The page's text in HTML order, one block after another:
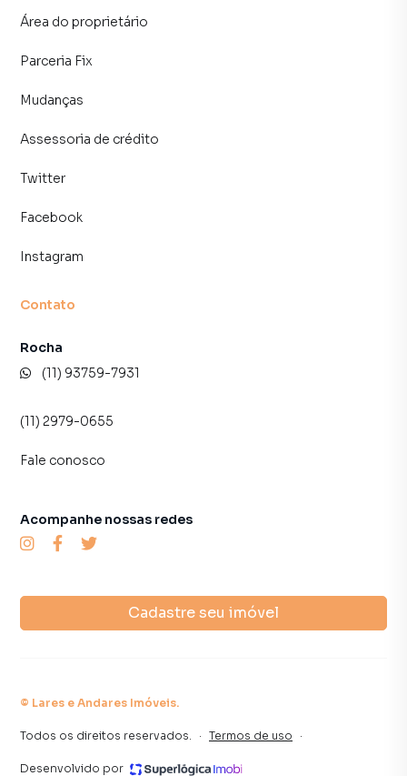
Área do proprietário
Parceria Fix
Mudanças
Assessoria de crédito
Twitter
Facebook
Instagram
Contato
Rocha
(11) 93759-7931
(11) 2979-0655
Fale conosco
Cadastre seu imóvel
Acompanhe nossas redes
© Lares e Andares Imóveis.
Todos os direitos reservados. · Termos de uso ·
Desenvolvido por